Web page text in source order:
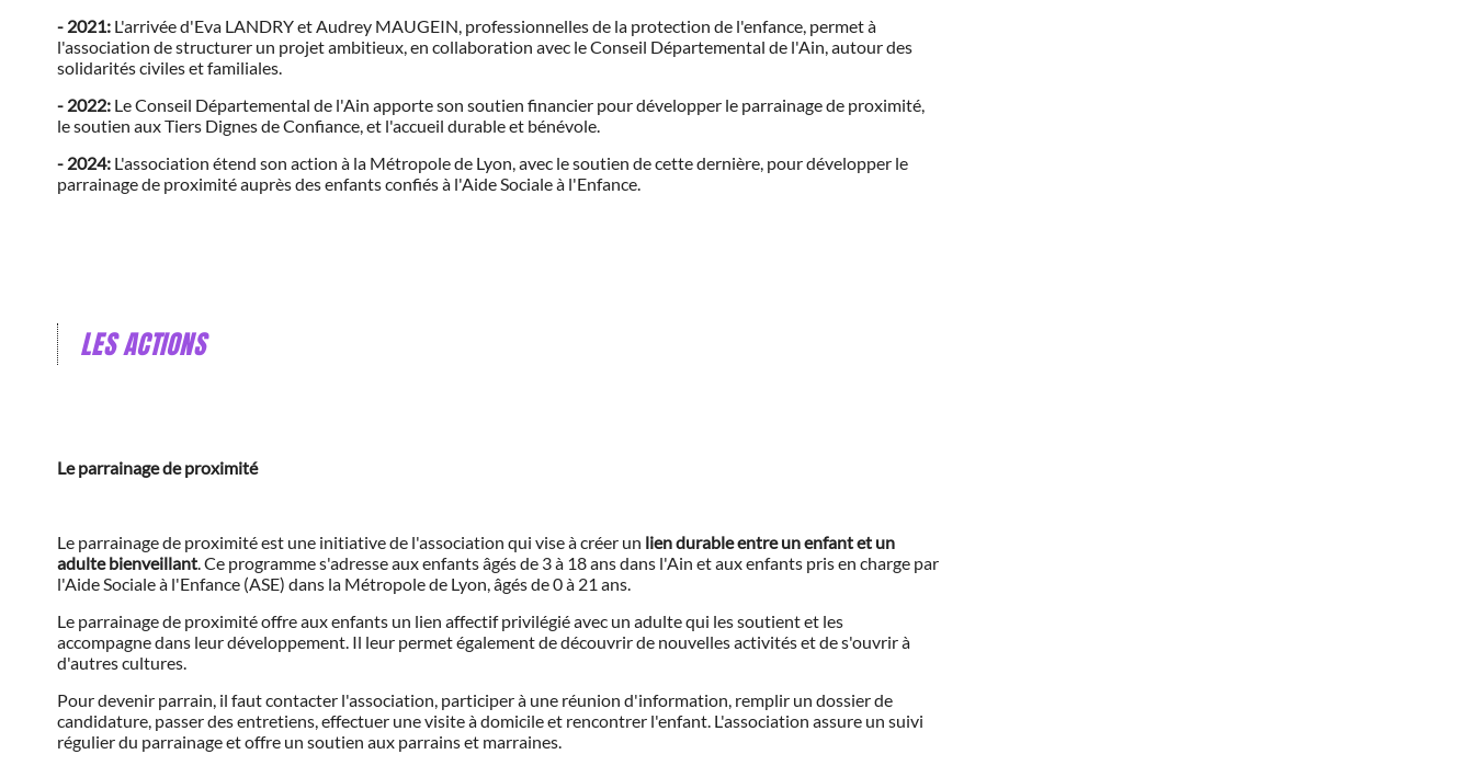
- 2021: L'arrivée d'Eva LANDRY et Audrey MAUGEIN, professionnelles de la protection de l'enfance, permet à
l'association de structurer un projet ambitieux, en collaboration avec le Conseil Départemental de l'Ain, autour des
solidarités civiles et familiales.
- 2022: Le Conseil Départemental de l'Ain apporte son soutien financier pour développer le parrainage de proximité,
le soutien aux Tiers Dignes de Confiance, et l'accueil durable et bénévole.
- 2024: L'association étend son action à la Métropole de Lyon, avec le soutien de cette dernière, pour développer le
parrainage de proximité auprès des enfants confiés à l'Aide Sociale à l'Enfance.
LES ACTIONS
Le parrainage de proximité
Le parrainage de proximité est une initiative de l'association qui vise à créer un lien durable entre un enfant et un
adulte bienveillant. Ce programme s'adresse aux enfants âgés de 3 à 18 ans dans l'Ain et aux enfants pris en charge par
l'Aide Sociale à l'Enfance (ASE) dans la Métropole de Lyon, âgés de 0 à 21 ans.
Le parrainage de proximité offre aux enfants un lien affectif privilégié avec un adulte qui les soutient et les
accompagne dans leur développement. Il leur permet également de découvrir de nouvelles activités et de s'ouvrir à
d'autres cultures.
Pour devenir parrain, il faut contacter l'association, participer à une réunion d'information, remplir un dossier de
candidature, passer des entretiens, effectuer une visite à domicile et rencontrer l'enfant. L'association assure un suivi
régulier du parrainage et offre un soutien aux parrains et marraines.